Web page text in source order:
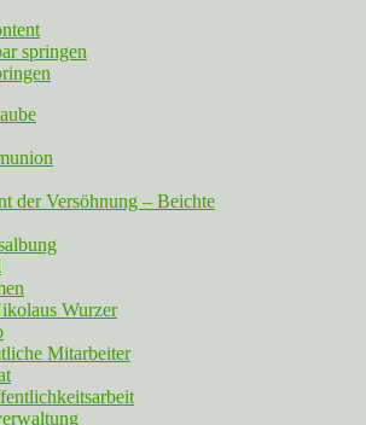
springen
der Versöhnung – Beichte
Wurzer
Mitarbeiter